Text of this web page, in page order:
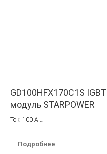
GD100HFX170C1S IGBT
модуль STARPOWER
Ток: 100 A
В наличии на складе в Москве.
Подробнее